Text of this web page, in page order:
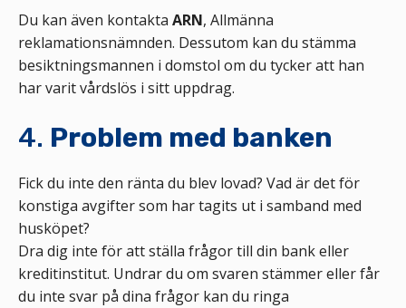
Du kan även kontakta ARN, Allmänna
reklamationsnämnden. Dessutom kan du stämma
besiktningsmannen i domstol om du tycker att han
har varit vårdslös i sitt uppdrag.
4. Problem med banken
Fick du inte den ränta du blev lovad? Vad är det för
konstiga avgifter som har tagits ut i samband med
husköpet?
Dra dig inte för att ställa frågor till din bank eller
kreditinstitut. Undrar du om svaren stämmer eller får
du inte svar på dina frågor kan du ringa